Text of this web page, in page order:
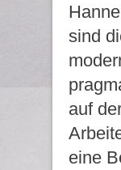
sind
auf
eine